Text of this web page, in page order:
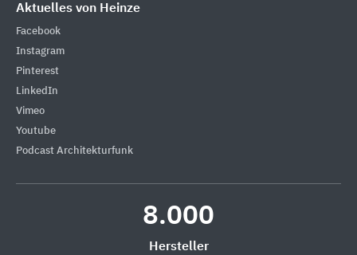
Aktuelles von Heinze
Facebook
Instagram
Pinterest
LinkedIn
Vimeo
Youtube
Podcast Architekturfunk
8.000
Hersteller